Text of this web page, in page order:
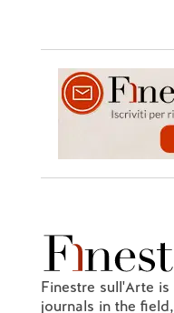
Finestre sull'Arte
journals in the